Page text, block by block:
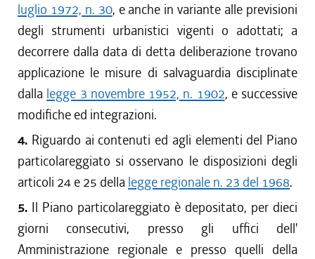
luglio 1972, n. 30, e anche in variante alle previsioni
degli strumenti urbanistici vigenti o adottati; a
decorrere dalla data di detta deliberazione trovano
applicazione le misure di salvaguardia disciplinate
dalla legge 3 novembre 1952, n. 1902, e successive
modifiche ed integrazioni.
4. Riguardo ai contenuti ed agli elementi del Piano
particolareggiato si osservano le disposizioni degli
articoli 24 e 25 della legge regionale n. 23 del 1968.
5. Il Piano particolareggiato è depositato, per dieci
giorni consecutivi, presso gli uffici dell'
Amministrazione regionale e presso quelli della